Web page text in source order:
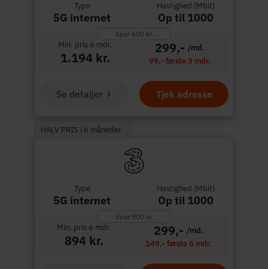
Type
5G internet
Hastighed (Mbit)
Op til 1000
Spar 600 kr.
Min. pris 6 mdr.
1.194 kr.
299,- /md.
99,- første 3 mdr.
Tjek adresse
Se detaljer
HALV PRIS i 6 måneder
Type
5G internet
Hastighed (Mbit)
Op til 1000
Spar 900 kr.
Min. pris 6 mdr.
894 kr.
299,- /md.
149,- første 6 mdr.